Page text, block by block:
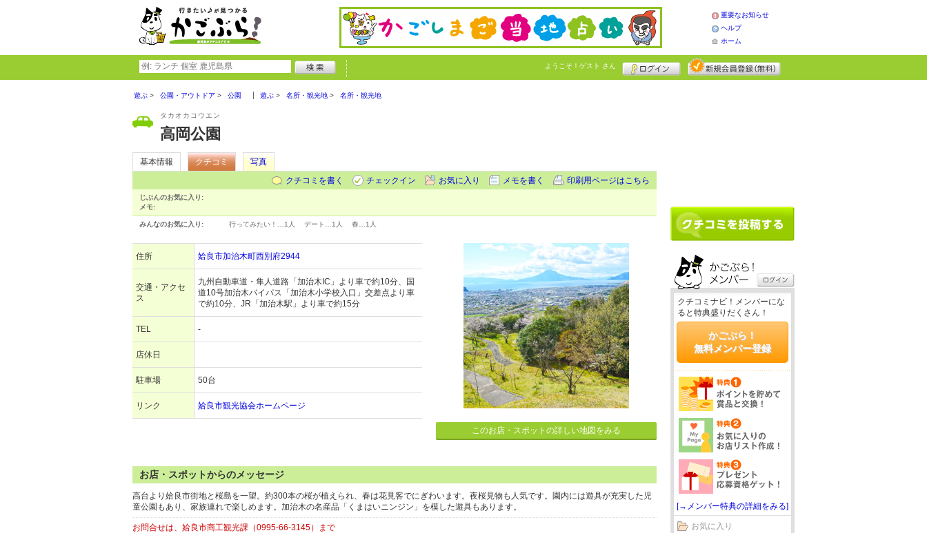
重要なお知らせ
ヘルプ
ホーム
ようこそ！ ゲスト さん
遊ぶ 公園・アウトドア 公園 遊ぶ 名所・観光地 名所・観光地
タカオカコウエン
高岡公園
基本情報 クチコミ
写真
クチコミを書く
チェックイン お気に入り メモを書く 印刷用ページはこちら
じぶんのお気に入り:
メモ:
みんなのお気に入り: 行ってみたい！… 1人 デート… 1人 春… 1人
住所 姶良市加治木町西別府2944
交通・アクセ
ス
九州自動車道・隼人道路「加治木IC」より車で約10分、国
道10号加治木バイパス「加治木小学校入口」交差点より車
で約10分、JR「加治木駅」より車で約15分
TEL -
店休日
駐車場 50台
リンク 姶良市観光協会ホームページ
このお店・スポットの詳しい地図をみる
お店・スポットからのメッセージ
高台より姶良市街地と桜島を一望。約300本の桜が植えられ、春は花見客でにぎわいます。夜桜見物も人気です。園内には遊具が充実した児
童公園もあり、家族連れで楽しめます。加治木の名産品「くまはいニンジン」を模した遊具もあります。
お問合せは、姶良市商工観光課（0995-66-3145）まで
クチコミナビ！メンバーにな
ると特典盛りだくさん！
かごぶら！
無料メンバー登録
[→メンバー特典の詳細をみる]
お気に入り